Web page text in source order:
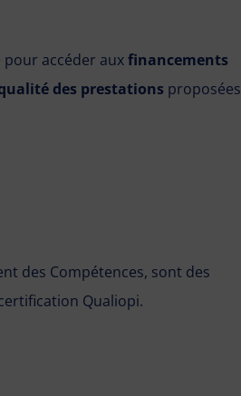
accéder auxfinancements
des prestations proposées
des Compétences, sont des
Qualiopi.